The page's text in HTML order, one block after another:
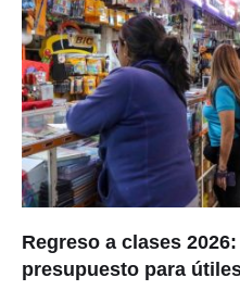
Regreso a clases
presupuesto para